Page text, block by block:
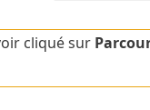
cliqué sur